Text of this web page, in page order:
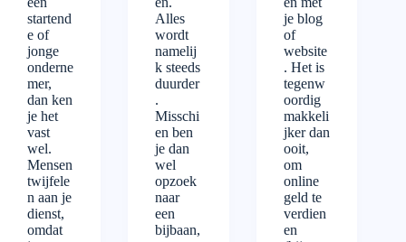
startend
e of
jonge
onderne
mer,
dan ken
je het
vast
wel.
Mensen
twijfele
n aan je
dienst,
omdat
Alles
wordt
namelij
k steeds
duurder
.
Misschi
en ben
je dan
wel
opzoek
naar
een
bijbaan,
je blog
of
website
. Het is
tegenw
oordig
makkeli
jker dan
ooit,
om
online
geld te
verdien
en